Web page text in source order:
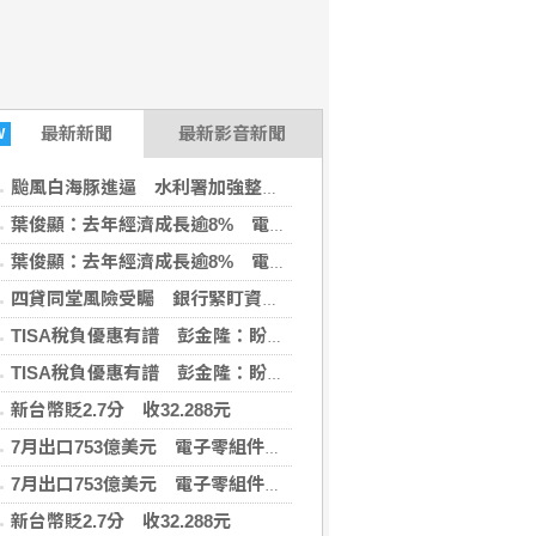
最新新聞 最新影音新聞
颱風白海豚進逼 水利署加強整備嚴防二次災害
葉俊顯：去年經濟成長逾8% 電力排放係數仍下降
葉俊顯：去年經濟成長逾8% 電力排放係數仍下降
四貸同堂風險受矚 銀行緊盯資金用途強化風控
TISA稅負優惠有譜 彭金隆：盼很快宣布好消息
TISA稅負優惠有譜 彭金隆：盼很快宣布好消息
新台幣貶2.7分 收32.288元
7月出口753億美元 電子零組件出口創單月新高
7月出口753億美元 電子零組件出口創單月新高
新台幣貶2.7分 收32.288元